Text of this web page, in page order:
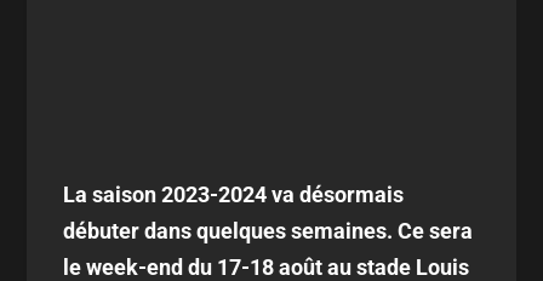
La saison 2023-2024 va désormais
débuter dans quelques semaines. Ce sera
le week-end du 17-18 août au stade Louis